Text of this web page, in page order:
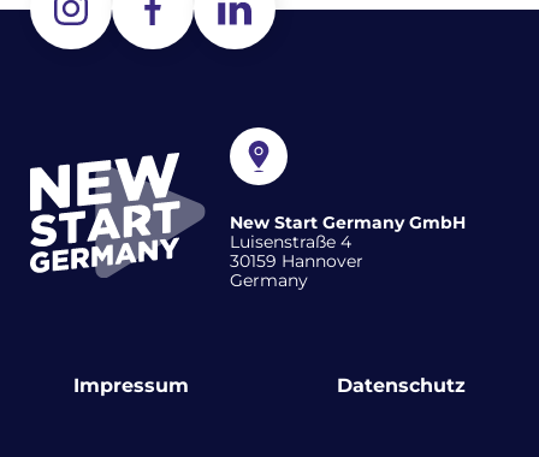
New Start Germany GmbH
Luisenstraße 4
30159 Hannover
Germany
Impressum Datenschutz